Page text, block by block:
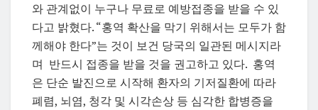
와 관계없이 누구나 무료로 예방접종을 받을 수 있
다고 밝혔다. “홍역 확산을 막기 위해서는 모두가 함
께해야 한다”는 것이 보건 당국의 일관된 메시지라
며 반드시 접종을 받을 것을 권고하고 있다. 홍역
은 단순 발진으로 시작해 환자의 기저질환에 따라
폐렴, 뇌염, 청각 및 시각손상 등 심각한 합병증을